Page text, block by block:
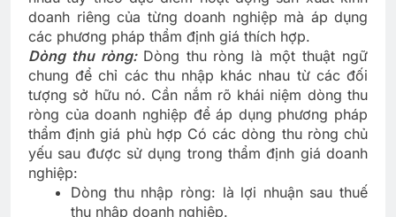
doanh riêng của từng doanh nghiệp mà áp dụng
các phương pháp thẩm định giá thích hợp.
Dòng thu ròng: Dòng thu ròng là một thuật ngữ
chung để chỉ các thu nhập khác nhau từ các đối
tượng sở hữu nó. Cần nắm rõ khái niệm dòng thu
ròng của doanh nghiệp để áp dụng phương pháp
thẩm định giá phù hợp Có các dòng thu ròng chủ
yếu sau được sử dụng trong thẩm định giá doanh
nghiệp:
Dòng thu nhập ròng: là lợi nhuận sau thuế
thu nhập doanh nghiệp.